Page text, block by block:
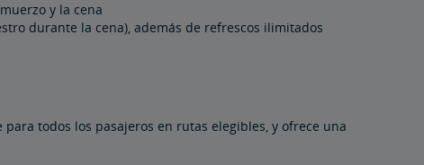
y la cena
durante la cena), además de refrescos ilimitados
todos los pasajeros en rutas elegibles, y ofrece una